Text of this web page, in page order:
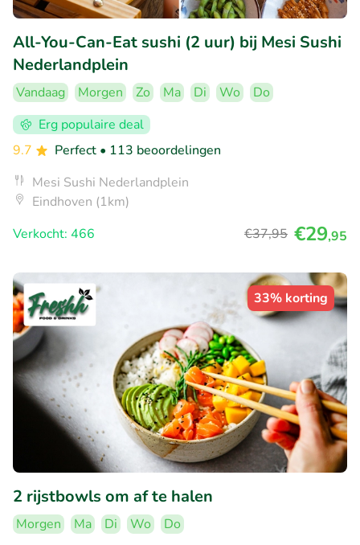
All-You-Can-Eat sushi (2 uur) bij Mesi Sushi
Nederlandplein
Vandaag Morgen Zo Ma Di Wo
Do
Erg populaire deal
9.7
Perfect • 113 beoordelingen
Mesi Sushi Nederlandplein
Eindhoven (1km)
Verkocht: 466
€37,95 €29,95
33% korting
2 rijstbowls om af te halen
Morgen Ma Di Wo Do